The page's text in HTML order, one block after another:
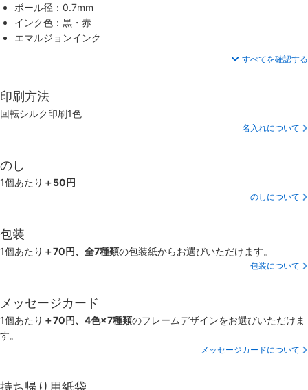
ボール径：0.7mm
インク色：黒・赤
エマルジョンインク
すべてを確認する
印刷方法
回転シルク印刷1色
名入れについて
のし
1個あたり ＋50円
のしについて
包装
1個あたり ＋70円、全7種類の包装紙からお選びいただけます。
包装について
メッセージカード
1個あたり ＋70円、4色×7種類のフレームデザインをお選びいただけま
す。
メッセージカードについて
持ち帰り用紙袋